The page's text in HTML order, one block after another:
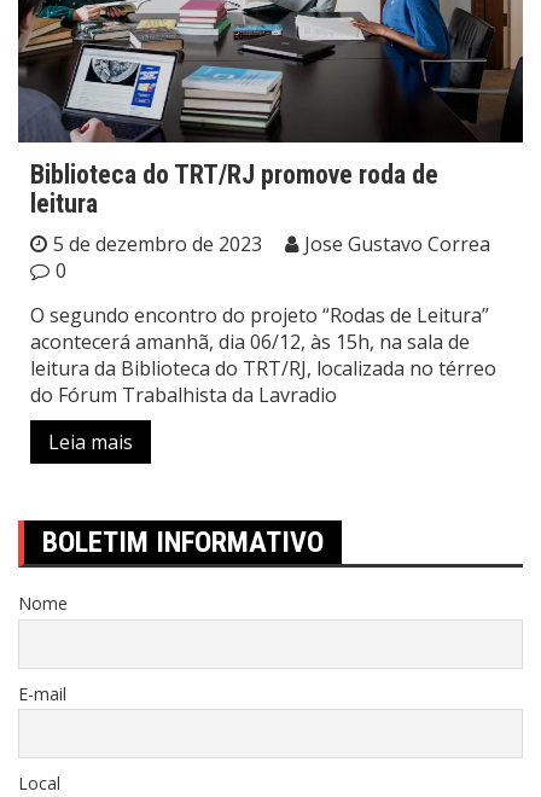
Biblioteca do TRT/RJ promove roda de
leitura
5 de dezembro de 2023
Jose Gustavo Correa
0
O segundo encontro do projeto “Rodas de Leitura”
acontecerá amanhã, dia 06/12, às 15h, na sala de
leitura da Biblioteca do TRT/RJ, localizada no térreo
do Fórum Trabalhista da Lavradio
Leia mais
BOLETIM INFORMATIVO
Nome
E-mail
Local